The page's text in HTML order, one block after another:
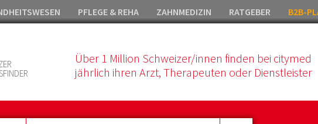
PFLEGE & REHA ZAHNMEDIZIN RATGEBER B2B-
Über 1 Million Schweizer/innen finden bei citymed
jährlich ihren Arzt, Therapeuten oder Dienstleister